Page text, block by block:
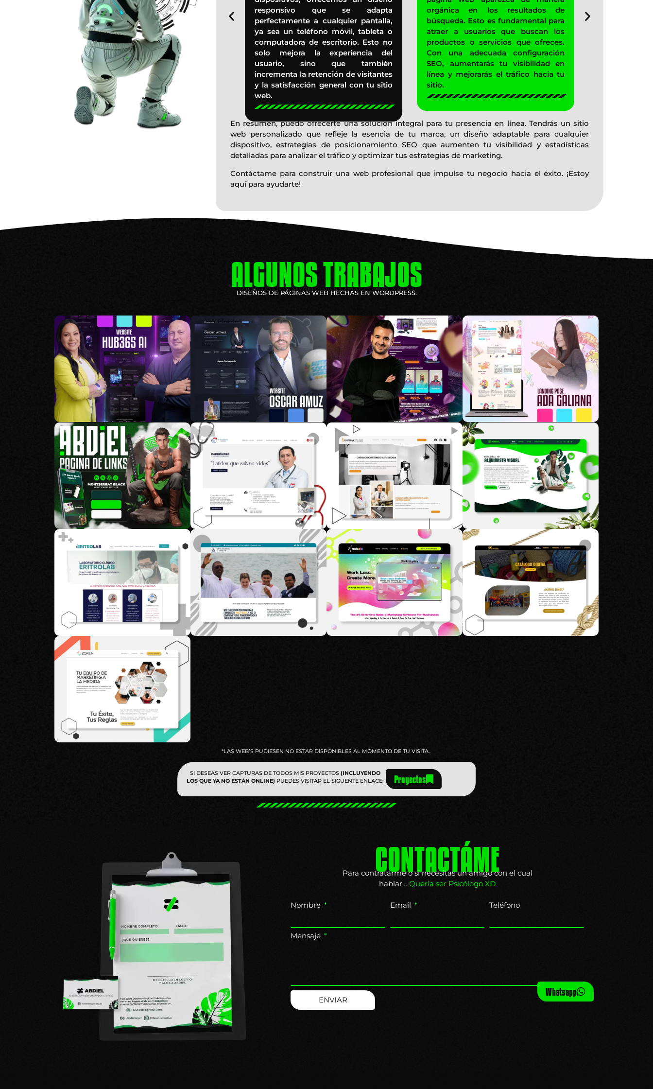
diferencia de las plantillas estándar,
creamos toda la imagen gráfica
desde cero, asegurándonos de que
refleje auténticamente la identidad
de tu marca y se alinee con tus
objetivos. Este enfoque único te
ayudará a destacar en un mercado
competitivo.
responsivo que se adapta
perfectamente a cualquier pantalla,
ya sea un teléfono móvil, tableta o
computadora de escritorio. Esto no
solo mejora la experiencia del
usuario, sino que también
incrementa la retención de visitantes
y la satisfacción general con tu sitio
web.
orgánica en los resultados de
búsqueda. Esto es fundamental para
atraer a usuarios que buscan los
productos o servicios que ofreces.
Con una adecuada configuración
SEO, aumentarás tu visibilidad en
línea y mejorarás el tráfico hacia tu
sitio.
En resumen, puedo ofrecerte una solución integral para tu presencia en línea. Tendrás un sitio
web personalizado que refleje la esencia de tu marca, un diseño adaptable para cualquier
dispositivo, estrategias de posicionamiento SEO que aumenten tu visibilidad y estadísticas
detalladas para analizar el tráfico y optimizar tus estrategias de marketing.
Contáctame para construir una web profesional que impulse tu negocio hacia el éxito. ¡Estoy
aquí para ayudarte!
ALGUNOS TRABAJOS
DISEÑOS DE PÁGINAS WEB HECHAS EN WORDPRESS.
*LAS WEB’S PUDIESEN NO ESTAR DISPONIBLES AL MOMENTO DE TU VISITA.
SI DESEAS VER CAPTURAS DE TODOS MIS PROYECTOS (INCLUYENDO
LOS QUE YA NO ESTÁN ONLINE) PUEDES VISITAR EL SIGUENTE ENLACE: Proyectos
CONTACTÁME
Para contratarme o si necesitas un amigo con el cual
hablar… Quería ser Psicólogo XD
Nombre Email Teléfono
Mensaje
ENVIAR
Whatsapp